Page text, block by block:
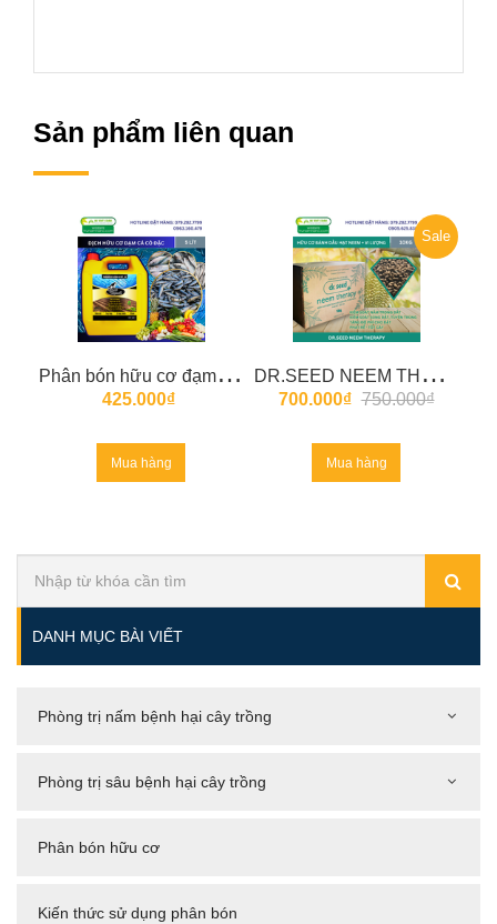
Sản phẩm liên quan
P
hân bón hữu cơ đạm cá cô đặc (amino) 5 lít
425.000₫
Mua hàng
Sale
D
R.SEED NEEM THERAPY Phân hữu cơ bánh dầu neem bổ sung vi sinh
700.000₫ 750.000₫
Mua hàng
DANH MỤC BÀI VIẾT
Phòng trị nấm bệnh hại cây trồng
Phòng trị sâu bệnh hại cây trồng
Phân bón hữu cơ
Kiến thức sử dụng phân bón